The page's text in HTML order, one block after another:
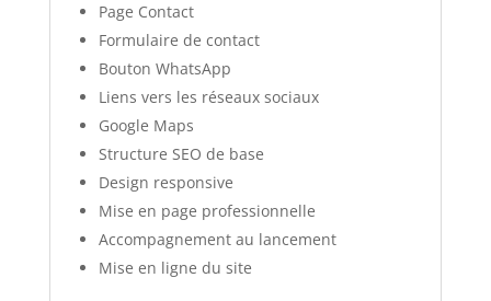
Page Contact
Formulaire de contact
Bouton WhatsApp
Liens vers les réseaux sociaux
Google Maps
Structure SEO de base
Design responsive
Mise en page professionnelle
Accompagnement au lancement
Mise en ligne du site